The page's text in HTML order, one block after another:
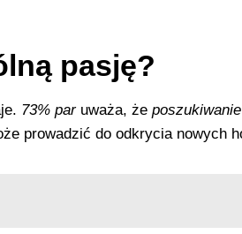
pasję?
73% paruważa, że
prowadzić do odkrycia nowych